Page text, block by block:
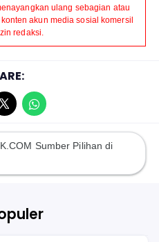
ulang sebagian atau
akun media sosial komersil
redaksi.
Sumber Pilihan di